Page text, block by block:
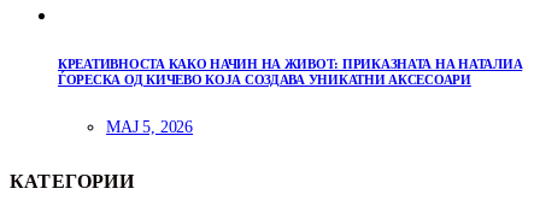
КРЕАТИВНОСТА КАКО НАЧИН НА ЖИВОТ: ПРИКАЗНАТА НА НАТАЛИА
ЃОРЕСКА ОД КИЧЕВО КОЈА СОЗДАВА УНИКАТНИ АКСЕСОАРИ
МАЈ 5, 2026
КАТЕГОРИИ